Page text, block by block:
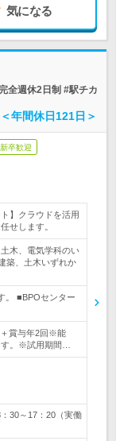
気になる
全週休2日制 #駅チカ
年間休日121日＞
卒歓迎
】クラウドを活用
せします。
木、電気学科のい
築、土木いずれか
。 ■BPOセンター
＋賞与年2回※能
す。※試用期間…
30～17：20（実働